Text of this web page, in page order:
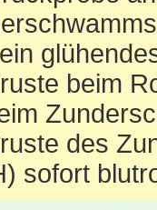
beim
des
sofort